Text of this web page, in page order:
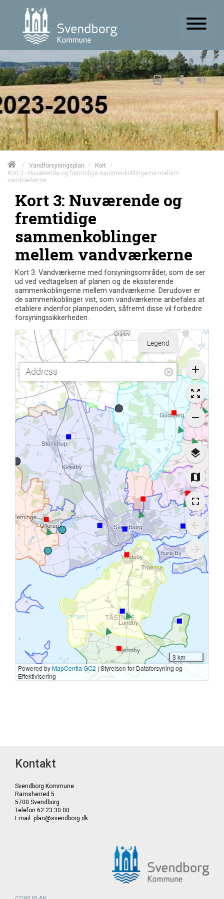
/ Vandforsyningsplan / Kort
/
Kort 3 - Nuværende og fremtidige sammenkoblingerne mellem
vandværkerne
Kort 3: Nuværende og
fremtidige
sammenkoblinger
mellem vandværkerne
Kort 3: Vandværkerne med forsyningsområder, som de ser
ud ved vedtagelsen af planen og de eksisterende
sammenkoblingerne mellem vandværkerne. Derudover er
de sammenkoblinger vist, som vandværkerne anbefales at
etablere indenfor planperioden, såfremt disse vil forbedre
forsyningssikkerheden.
Kontakt
Svendborg Kommune
Ramsherred 5
5700 Svendborg
Telefon 62 23 30 00
Email: plan@svendborg.dk